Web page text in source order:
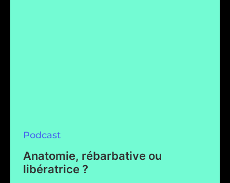
Podcast
Anatomie, rébarbative ou
libératrice ?